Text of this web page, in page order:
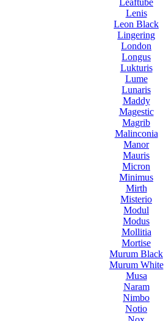
Lenis
Leon Black
Lingering
London
Longus
Lukturis
Lume
Lunaris
Maddy
Magestic
Magrib
Malinconia
Manor
Mauris
Micron
Minimus
Mirth
Misterio
Modul
Modus
Mollitia
Mortise
Murum Black
Murum White
Musa
Naram
Nimbo
Notio